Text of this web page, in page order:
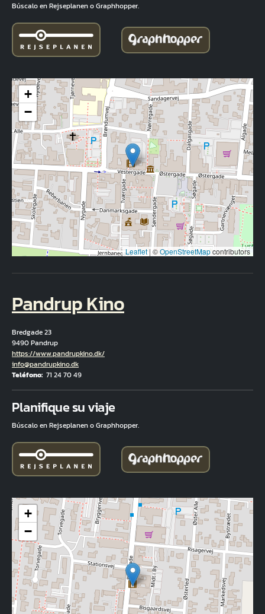
Búscalo en Rejseplanen o Graphhopper.
+
−
Leaflet | ©OpenStreetMapcontributors
Pandrup Kino
Bredgade 23
9490 Pandrup
Hjemmeside
https://www.pandrupkino.dk/
Correo electrónico
info@pandrupkino.dk
Teléfono 71 24 70 49
Planifique su viaje
Búscalo en Rejseplanen o Graphhopper.
+
−